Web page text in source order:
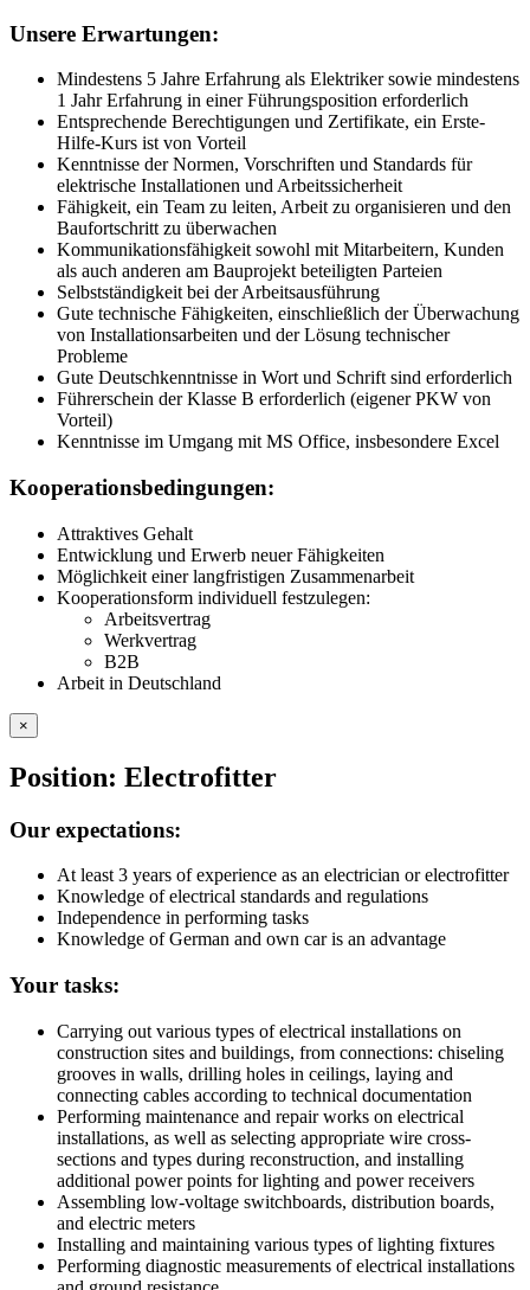
Unsere Erwartungen:
Mindestens 5 Jahre Erfahrung als Elektriker sowie mindestens
1 Jahr Erfahrung in einer Führungsposition erforderlich
Entsprechende Berechtigungen und Zertifikate, ein Erste-
Hilfe-Kurs ist von Vorteil
Kenntnisse der Normen, Vorschriften und Standards für
elektrische Installationen und Arbeitssicherheit
Fähigkeit, ein Team zu leiten, Arbeit zu organisieren und den
Baufortschritt zu überwachen
Kommunikationsfähigkeit sowohl mit Mitarbeitern, Kunden
als auch anderen am Bauprojekt beteiligten Parteien
Selbstständigkeit bei der Arbeitsausführung
Gute technische Fähigkeiten, einschließlich der Überwachung
von Installationsarbeiten und der Lösung technischer
Probleme
Gute Deutschkenntnisse in Wort und Schrift sind erforderlich
Führerschein der Klasse B erforderlich (eigener PKW von
Vorteil)
Kenntnisse im Umgang mit MS Office, insbesondere Excel
Kooperationsbedingungen:
Attraktives Gehalt
Entwicklung und Erwerb neuer Fähigkeiten
Möglichkeit einer langfristigen Zusammenarbeit
Kooperationsform individuell festzulegen:
Arbeitsvertrag
Werkvertrag
B2B
Arbeit in Deutschland
×
Position: Electrofitter
Our expectations:
At least 3 years of experience as an electrician or electrofitter
Knowledge of electrical standards and regulations
Independence in performing tasks
Knowledge of German and own car is an advantage
Your tasks:
Carrying out various types of electrical installations on
construction sites and buildings, from connections: chiseling
grooves in walls, drilling holes in ceilings, laying and
connecting cables according to technical documentation
Performing maintenance and repair works on electrical
installations, as well as selecting appropriate wire cross-
sections and types during reconstruction, and installing
additional power points for lighting and power receivers
Assembling low-voltage switchboards, distribution boards,
and electric meters
Installing and maintaining various types of lighting fixtures
Performing diagnostic measurements of electrical installations